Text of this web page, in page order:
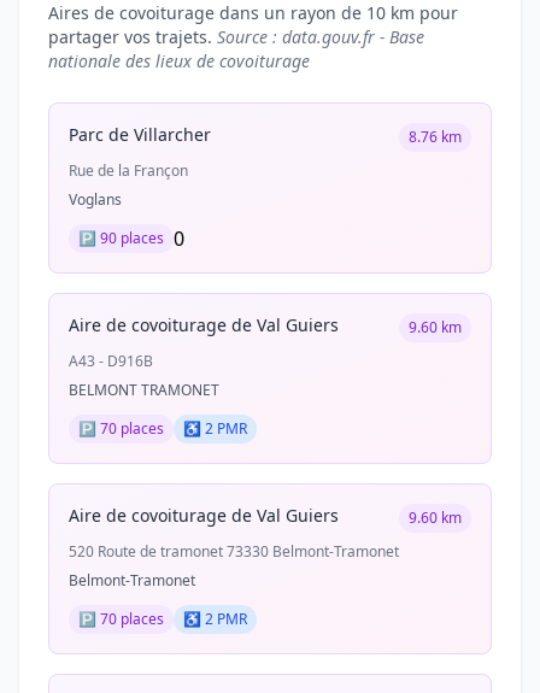
Aires de covoiturage dans un rayon de 10 km pour
partager vos trajets. Source : data.gouv.fr - Base
nationale des lieux de covoiturage
Parc de Villarcher
8.76 km
Rue de la Françon
Voglans
🅿️ 90 places 0
Aire de covoiturage de Val Guiers
9.60 km
A43 - D916B
BELMONT TRAMONET
🅿️ 70 places
♿ 2 PMR
Aire de covoiturage de Val Guiers
9.60 km
520 Route de tramonet 73330 Belmont-Tramonet
Belmont-Tramonet
🅿️ 70 places
♿ 2 PMR